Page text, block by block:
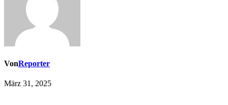
VonReporter
März 31, 2025